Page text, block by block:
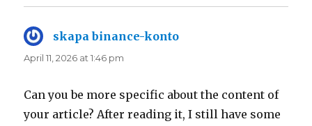
skapa binance-konto
April 11, 2026 at 1:46 pm
Can you be more specific about the content of
your article? After reading it, I still have some